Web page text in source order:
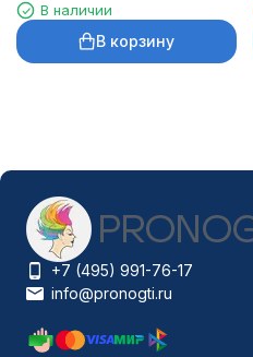
В наличии
В корзину
+7 (495) 991-76-17
info@pronogti.ru